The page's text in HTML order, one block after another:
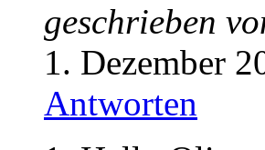
geschrieben
1. Dezember
Antworten